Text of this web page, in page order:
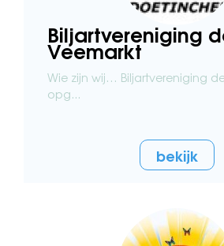
Biljartvereniging
Veemarkt
Wie zijn wij… Biljartvereniging
opg...
bekijk